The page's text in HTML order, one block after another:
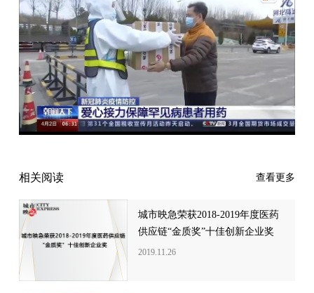
相关阅读 查看更多
城市映急荣获2018-2019年度医药
供应链“金质奖”十佳创新企业奖
2019.11.26